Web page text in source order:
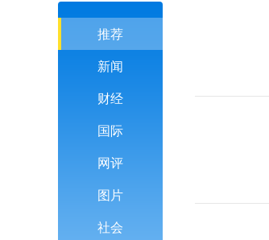
推荐
新闻
财经
国际
网评
图片
社会